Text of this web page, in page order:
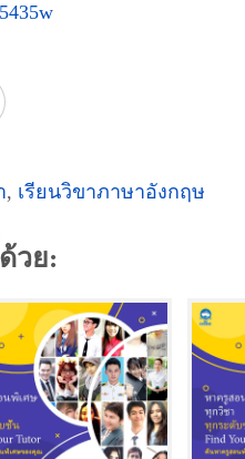
, เรียนวิขาภาษาอังกฤษ
วย: